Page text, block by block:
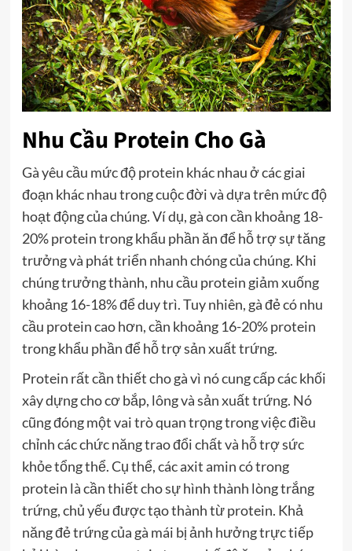
Nhu Cầu Protein Cho Gà
Gà yêu cầu mức độ protein khác nhau ở các giai
đoạn khác nhau trong cuộc đời và dựa trên mức độ
hoạt động của chúng. Ví dụ, gà con cần khoảng 18-
20% protein trong khẩu phần ăn để hỗ trợ sự tăng
trưởng và phát triển nhanh chóng của chúng. Khi
chúng trưởng thành, nhu cầu protein giảm xuống
khoảng 16-18% để duy trì. Tuy nhiên, gà đẻ có nhu
cầu protein cao hơn, cần khoảng 16-20% protein
trong khẩu phần để hỗ trợ sản xuất trứng.
Protein rất cần thiết cho gà vì nó cung cấp các khối
xây dựng cho cơ bắp, lông và sản xuất trứng. Nó
cũng đóng một vai trò quan trọng trong việc điều
chỉnh các chức năng trao đổi chất và hỗ trợ sức
khỏe tổng thể. Cụ thể, các axit amin có trong
protein là cần thiết cho sự hình thành lòng trắng
trứng, chủ yếu được tạo thành từ protein. Khả
năng đẻ trứng của gà mái bị ảnh hưởng trực tiếp